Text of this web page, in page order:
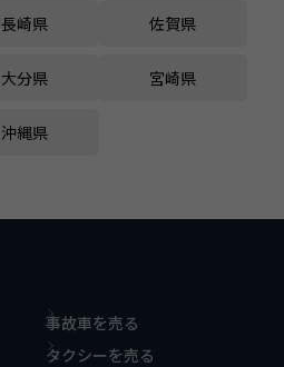
長崎県 佐賀県
大分県 宮崎県
沖縄県
事故車を売る
タクシーを売る